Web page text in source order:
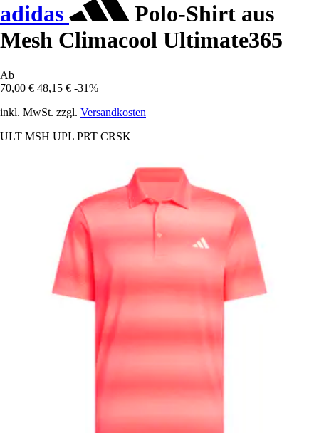
adidas
Polo-Shirt aus
Mesh Climacool Ultimate365
Ab
70,00 € 48,15 € -31%
inkl. MwSt. zzgl. Versandkosten
ULT MSH UPL PRT CRSK